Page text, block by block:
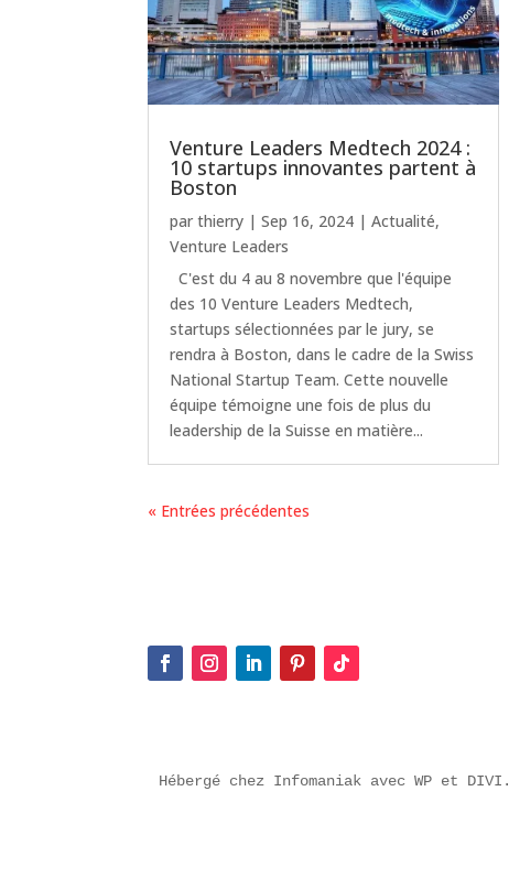
Venture Leaders Medtech 2024 :
10 startups innovantes partent à
Boston
parthierry |Sep 16, 2024 |Actualité,
Venture Leaders
C'est du 4 au 8 novembre que l'équipe
des 10 Venture Leaders Medtech,
startups sélectionnées par le jury, se
rendra à Boston, dans le cadre de la Swiss
National Startup Team. Cette nouvelle
équipe témoigne une fois de plus du
leadership de la Suisse en matière...
« Entrées précédentes
Hébergé chez Infomaniak avec WP et DIVI.